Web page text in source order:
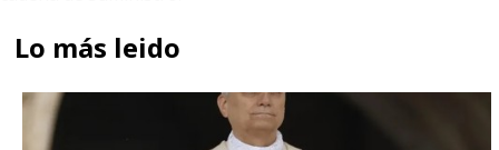
Lo más leido